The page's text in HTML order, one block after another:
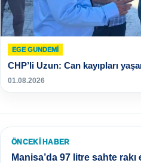
EGE GUNDEMİ
CHP’li Uzun: Can kayıpları
01.08.2026
ÖNCEKI HABER
Manisa’da 97 litre sahte